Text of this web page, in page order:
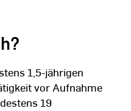
1,5-jährigen
vor Aufnahme
19